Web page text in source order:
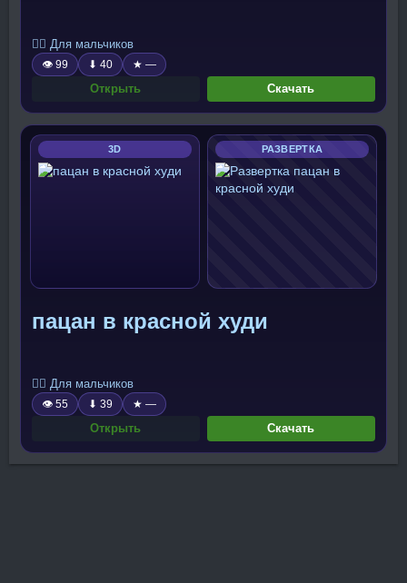
🧍‍♂️ Для мальчиков
👁 99 ⬇ 40 ★ —
Открыть Скачать
3D РАЗВЕРТКА
пацан в красной худи
🧍‍♂️ Для мальчиков
👁 55 ⬇ 39 ★ —
Открыть Скачать